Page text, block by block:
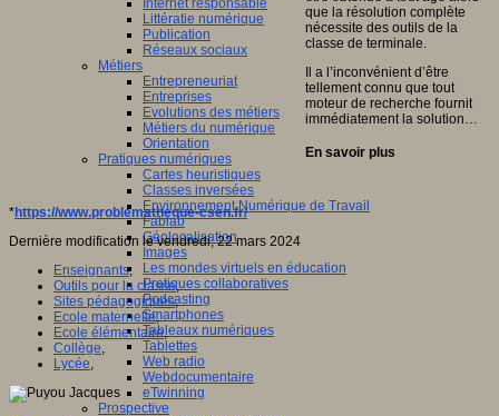
Internet responsable
Littératie numérique
Publication
Réseaux sociaux
Métiers
Entrepreneuriat
Entreprises
Evolutions des métiers
Métiers du numérique
Orientation
Pratiques numériques
Cartes heuristiques
Classes inversées
Environnement Numérique de Travail
Fablab
Géolocalisation
Images
Les mondes virtuels en éducation
Pratiques collaboratives
Podcasting
Smartphones
Tableaux numériques
Tablettes
Web radio
Webdocumentaire
eTwinning
Prospective
que la résolution complète
nécessite des outils de la
classe de terminale.
Il a l’inconvénient d’être
tellement connu que tout
moteur de recherche fournit
immédiatement la solution…
En savoir plus
*https://www.problematheque-csen.fr/
Dernière modification le vendredi, 22 mars 2024
Enseignants,
Outils pour la classe,
Sites pédagogiques,
Ecole maternelle,
Ecole élémentaire,
Collège,
Lycée,